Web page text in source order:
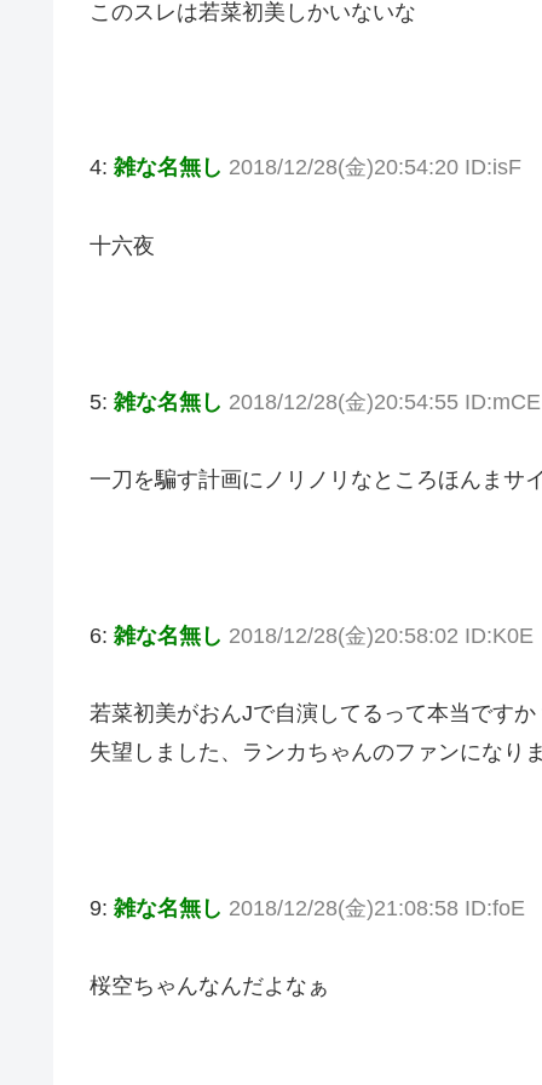
このスレは若菜初美しかいないな
4: 雑な名無し 2018/12/28(金)20:54:20 ID:isF
十六夜
5: 雑な名無し 2018/12/28(金)20:54:55 ID:mCE
一刀を騙す計画にノリノリなところほんまサ
6: 雑な名無し 2018/12/28(金)20:58:02 ID:K0E
若菜初美がおんJで自演してるって本当ですか
失望しました、ランカちゃんのファンになり
9: 雑な名無し 2018/12/28(金)21:08:58 ID:foE
桜空ちゃんなんだよなぁ